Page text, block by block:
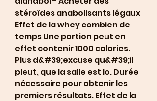
stéroïdes anabolisants légaux
Effet de la whey combien de
temps Une portion peut en
effet contenir 1000 calories.
Plus d&#39;excuse qu&#39;il
pleut, que la salle est lo. Durée
nécessaire pour obtenir les
premiers résultats. Effet de la